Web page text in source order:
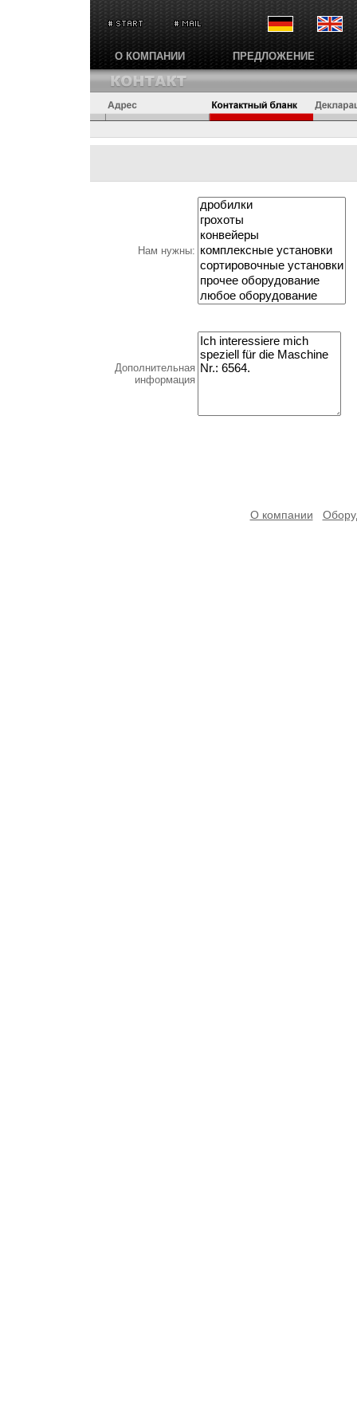
О КОМПАНИИ ПРЕДЛОЖЕНИЕ
Нам нужны:
Дополнительная
информация
О компании